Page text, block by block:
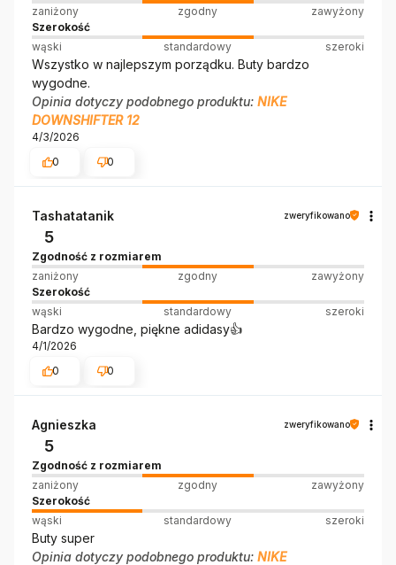
zaniżony
zgodny
zawyżony
Szerokość
wąski
standardowy szeroki
Wszystko w najlepszym porządku. Buty bardzo
wygodne.
Opinia dotyczy podobnego produktu: NIKE
DOWNSHIFTER 12
4/3/2026
0
0
Tashatatanik zweryfikowano
5
Zgodność z rozmiarem
zaniżony
zgodny
zawyżony
Szerokość
wąski
standardowy szeroki
Bardzo wygodne, piękne adidasy👍️
4/1/2026
0
0
Agnieszka zweryfikowano
5
Zgodność z rozmiarem
zaniżony
zgodny
zawyżony
Szerokość
wąski
standardowy szeroki
Buty super
Opinia dotyczy podobnego produktu: NIKE